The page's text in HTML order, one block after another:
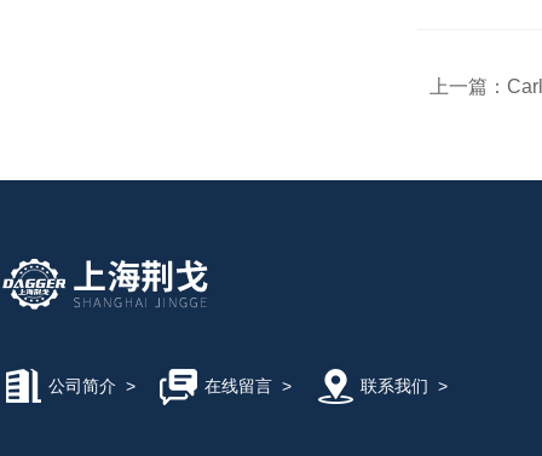
上一篇：
公司简介 > 在线留言> 联系我们 >